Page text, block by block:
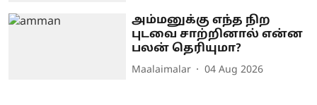
அம்மனுக்கு எந்த நிற
புடவை சாற்றினால் என்ன
பலன் தெரியுமா?
Maalaimalar 04 Aug 2026